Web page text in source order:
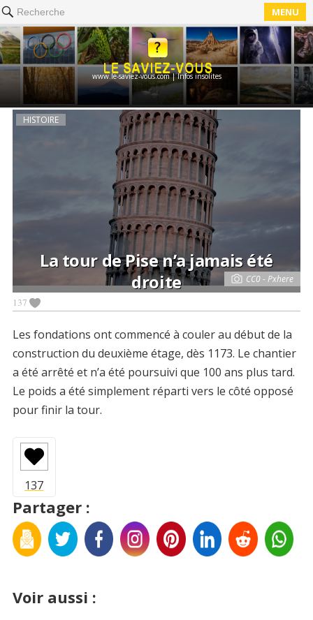
Recherche MENU
www.le-saviez-vous.com | Infos insolites
HISTOIRE
La tour de Pise n’a jamais été
droite
CC0 - Pxhere
137
Les fondations ont commencé à couler au début de la
construction du deuxième étage, dès 1173. Le chantier
a été arrêté et n’a été poursuivi que 100 ans plus tard.
Le poids a été simplement réparti vers le côté opposé
pour finir la tour.
Partager :
Voir aussi :